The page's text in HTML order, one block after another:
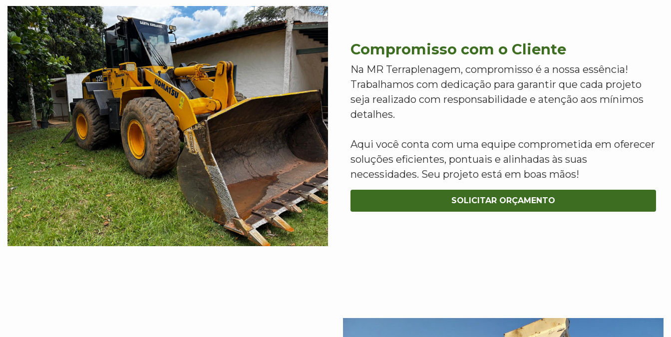
Compromisso com o Cliente
Na MR Terraplenagem, compromisso é a nossa essência!
Trabalhamos com dedicação para garantir que cada projeto
seja realizado com responsabilidade e atenção aos mínimos
detalhes.
Aqui você conta com uma equipe comprometida em oferecer
soluções eficientes, pontuais e alinhadas às suas
necessidades. Seu projeto está em boas mãos!
SOLICITAR ORÇAMENTO